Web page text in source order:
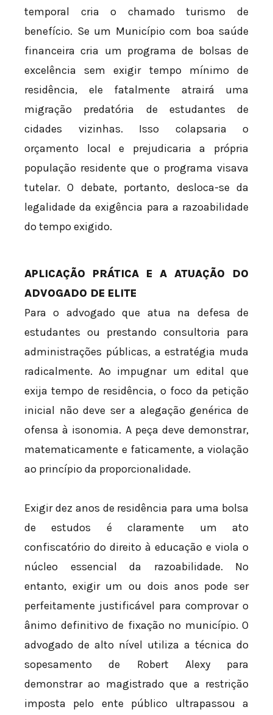
temporal cria o chamado turismo de
benefício. Se um Município com boa saúde
financeira cria um programa de bolsas de
excelência sem exigir tempo mínimo de
residência, ele fatalmente atrairá uma
migração predatória de estudantes de
cidades vizinhas. Isso colapsaria o
orçamento local e prejudicaria a própria
população residente que o programa visava
tutelar. O debate, portanto, desloca-se da
legalidade da exigência para a razoabilidade
do tempo exigido.
APLICAÇÃO PRÁTICA E A ATUAÇÃO DO
ADVOGADO DE ELITE
Para o advogado que atua na defesa de
estudantes ou prestando consultoria para
administrações públicas, a estratégia muda
radicalmente. Ao impugnar um edital que
exija tempo de residência, o foco da petição
inicial não deve ser a alegação genérica de
ofensa à isonomia. A peça deve demonstrar,
matematicamente e faticamente, a violação
ao princípio da proporcionalidade.
Exigir dez anos de residência para uma bolsa
de estudos é claramente um ato
confiscatório do direito à educação e viola o
núcleo essencial da razoabilidade. No
entanto, exigir um ou dois anos pode ser
perfeitamente justificável para comprovar o
ânimo definitivo de fixação no município. O
advogado de alto nível utiliza a técnica do
sopesamento de Robert Alexy para
demonstrar ao magistrado que a restrição
imposta pelo ente público ultrapassou a